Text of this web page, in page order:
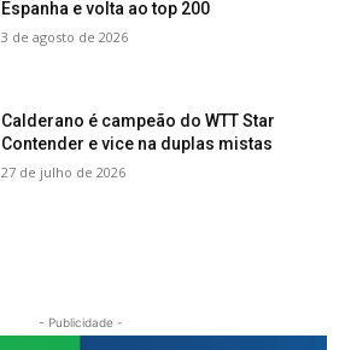
Espanha e volta ao top 200
3 de agosto de 2026
Calderano é campeão do WTT Star
Contender e vice na duplas mistas
27 de julho de 2026
- Publicidade -